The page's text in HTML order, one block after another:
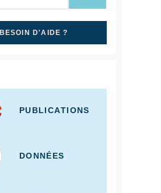
BESOIN D'AIDE ?
PUBLICATIONS
DONNÉES